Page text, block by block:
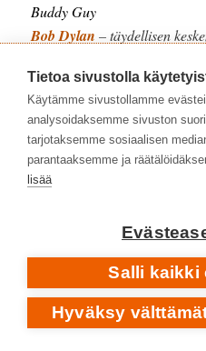
Buddy Guy
Bob Dylan – täydellisen
Jane’s Addiction–
Ritual De Lo Habitual[1990]
Jimi Hendrix 1942–1970•
vapaudenjanoisille •The
You Experienced
Broken English[1979]
MC5oli vastakulttuurin
[1969]
Tietoa sivustolla
Käytämme sivustollamme
analysoidaksemme sivuston
tarjotaksemme sosiaalisen
parantaaksemme ja
lisää
Salli kaikki
Hyväksy